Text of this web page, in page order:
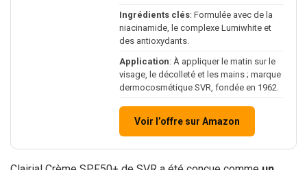
Ingrédients clés: Formulée avec de la
niacinamide, le complexe Lumiwhite et
des antioxydants.
Application: À appliquer le matin sur le
visage, le décolleté et les mains ; marque
dermocosmétique SVR, fondée en 1962.
Voir l’offre sur Amazon